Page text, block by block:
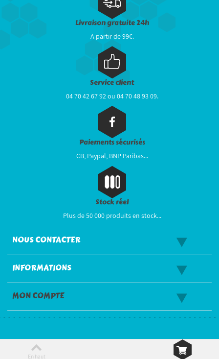
Livraison gratuite 24h
A partir de 99€.
Service client
04 70 42 67 92 ou 04 70 48 93 09.
Paiements sécurisés
CB, Paypal, BNP Paribas...
Stock réel
Plus de 50 000 produits en stock...
NOUS CONTACTER
INFORMATIONS
MON COMPTE
En haut